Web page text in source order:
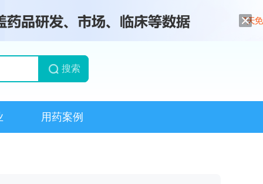
搜索
用药案例